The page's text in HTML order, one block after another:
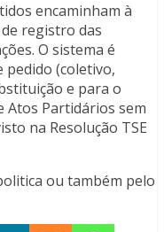
encaminham à
registro das
O sistema é
(coletivo,
e para o
Atos Partidários sem
na Resolução TSE
ou também pelo